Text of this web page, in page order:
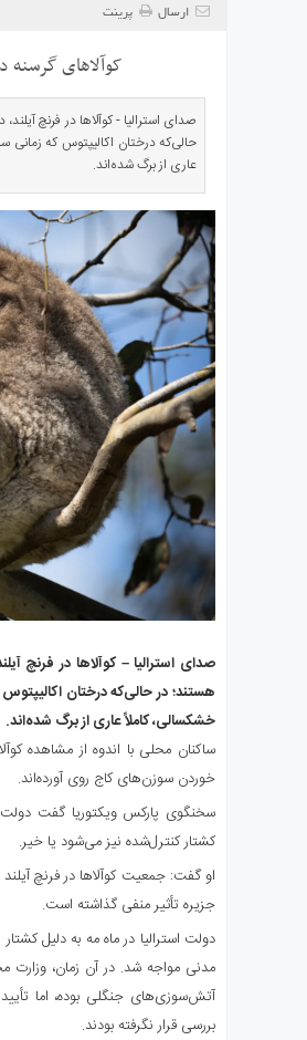
ارسال پرینت
کوآلاهای گرسنه
حالی‌که درختان اکالیپتوس که زمانی
عاری از برگ شده‌اند.
هستند؛ در حالی‌که درختان
خشکسالی، کاملاً عاری از برگ شده‌اند.
ساکنان محلی با اندوه از مشاهده
خوردن سوزن‌های کاج روی آورده‌اند.
سخنگوی پارکس ویکتوریا گفت دولت
کشتار کنترل‌شده نیز می‌شود یا خیر.
او گفت: جمعیت کوآلاها در فرنچ
جزیره تأثیر منفی گذاشته است.
دولت استرالیا در ماه مه به دلیل
مدنی مواجه شد. در آن زمان،
آتش‌سوزی‌های جنگلی بوده، اما
بررسی قرار نگرفته بودند.